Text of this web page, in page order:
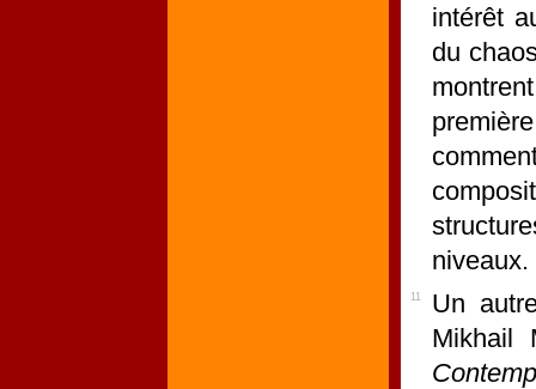
intérêt
du
niveaux.
11
Un